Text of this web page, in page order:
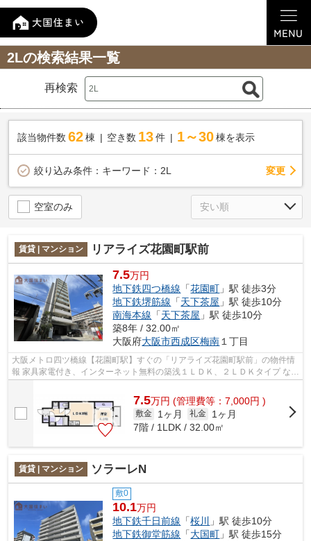
2Lの検索結果一覧
再検索
該当物件数 62棟 空き数 13 件 1～30 棟を表示
絞り込み条件： キーワード：2L 変更
空室のみ
賃貸 | マンション リアライズ花園町駅前
7.5万円
地下鉄四つ橋線 「花園町 」駅 徒歩3分
地下鉄堺筋線 「天下茶屋 」駅 徒歩10分
南海本線 「天下茶屋 」駅 徒歩10分
築8年 / 32.00㎡
大阪府大阪市西成区梅南１丁目
大阪メトロ四ツ橋線【花園町駅】すぐの「リアライズ花園町駅前」の物件情
報 家具家電付き、インターネット無料の築浅１ＬＤＫ、２ＬＤＫタイプ なん
7.5万円 (管理費等：7,000円 )
敷金 1ヶ月 礼金
1ヶ月
7階 / 1LDK / 32.00㎡
賃貸 | マンション ソラーレN
敷0
10.1万円
地下鉄千日前線 「桜川
」駅 徒歩10分
地下鉄御堂筋線 「大国町 」駅 徒歩15分